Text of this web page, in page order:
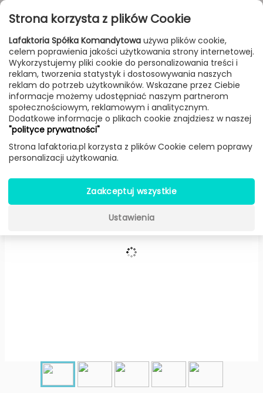
Przejdź do treści
FILTROWANIE & SORTOWANIE
Lampy Producenci Innermost Produkt
Membrane wisząca - Innermost
Strona korzysta z plików Cookie
Lafaktoria Spółka Komandytowa używa plików cookie,
celem poprawienia jakości użytkowania strony internetowej.
Wykorzystujemy pliki cookie do personalizowania treści i
reklam, tworzenia statystyk i dostosowywania naszych
reklam do potrzeb użytkowników. Wskazane przez Ciebie
informacje możemy udostępniać naszym partnerom
społecznościowym, reklamowym i analitycznym.
Dodatkowe informacje o plikach cookie znajdziesz w naszej
"polityce prywatności"
Strona lafaktoria.pl korzysta z plików Cookie celem poprawy
personalizacji użytkowania.
Zaakceptuj wszystkie
Ustawienia